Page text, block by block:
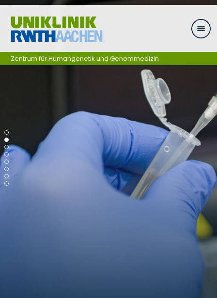
Zum Inhalt springen
Zentrum für Humangenetik und Genommedizin